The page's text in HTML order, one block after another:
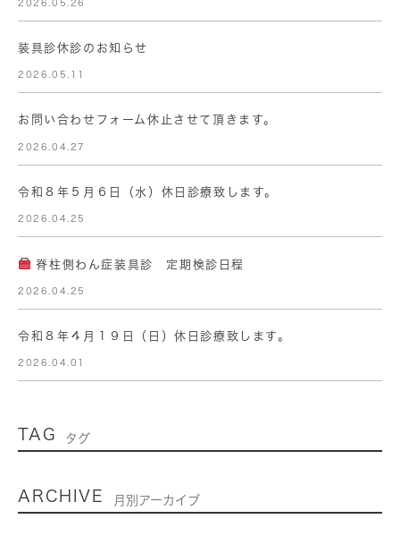
2026.05.26
装具診休診のお知らせ
2026.05.11
お問い合わせフォーム休止させて頂きます。
2026.04.27
令和８年５月６日（水）休日診療致します。
2026.04.25
脊柱側わん症装具診 定期検診日程
2026.04.25
令和８年４月１９日（日）休日診療致します。
2026.04.01
TAG タグ
ARCHIVE 月別アーカイブ